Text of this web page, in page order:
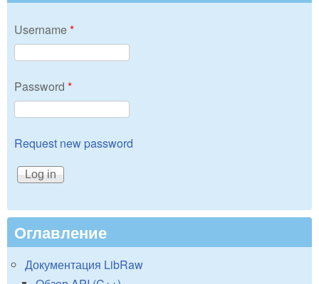
Username*
Password *
Request new password
Оглавление
Документация LibRaw